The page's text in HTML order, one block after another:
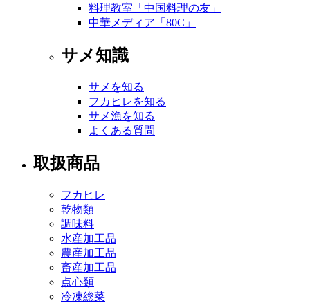
料理教室「中国料理の友」
中華メディア「80C」
サメ知識
サメを知る
フカヒレを知る
サメ漁を知る
よくある質問
取扱商品
フカヒレ
乾物類
調味料
水産加工品
農産加工品
畜産加工品
点心類
冷凍総菜